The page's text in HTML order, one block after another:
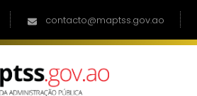
contacto@maptss.gov.ao